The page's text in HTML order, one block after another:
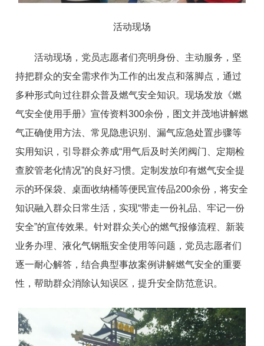
活动现场
活动现场，党员志愿者们亮明身份、主动服务，坚
持把群众的安全需求作为工作的出发点和落脚点，通过
多种形式向过往群众普及燃气安全知识。现场发放《燃
气安全使用手册》宣传资料300余份，图文并茂地讲解燃
气正确使用方法、常见隐患识别、漏气应急处置步骤等
实用知识，引导群众养成“用气后及时关闭阀门、定期检
查胶管老化情况”的良好习惯。定制发放印有燃气安全提
示的环保袋、桌面收纳桶等便民宣传品200余份，将安全
知识融入群众日常生活，实现“带走一份礼品、牢记一份
安全”的宣传效果。针对群众关心的燃气报修流程、新装
业务办理、液化气钢瓶安全使用等问题，党员志愿者们
逐一耐心解答，结合典型事故案例讲解燃气安全的重要
性，帮助群众消除认知误区，提升安全防范意识。